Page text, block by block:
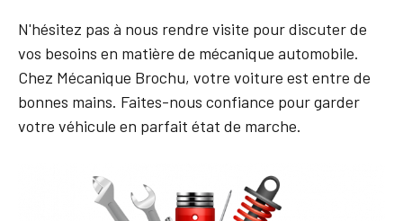
N'hésitez pas à nous rendre visite pour discuter de
vos besoins en matière de mécanique automobile.
Chez Mécanique Brochu, votre voiture est entre de
bonnes mains. Faites-nous confiance pour garder
votre véhicule en parfait état de marche.